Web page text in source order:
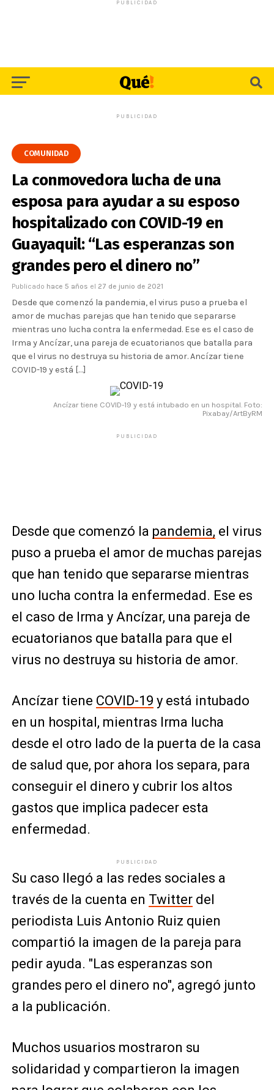
PUBLICIDAD
PUBLICIDAD
COMUNIDAD
La conmovedora lucha de una
esposa para ayudar a su esposo
hospitalizado con COVID-19 en
Guayaquil: “Las esperanzas son
grandes pero el dinero no”
Publicado hace 5 años el 27 de junio de 2021
Desde que comenzó la pandemia, el virus puso a prueba el
amor de muchas parejas que han tenido que separarse
mientras uno lucha contra la enfermedad. Ese es el caso de
Irma y Ancízar, una pareja de ecuatorianos que batalla para
que el virus no destruya su historia de amor. Ancízar tiene
COVID-19 y está […]
Ancízar tiene COVID-19 y está intubado en un hospital. Foto:
Pixabay/ArtByRM
PUBLICIDAD
Desde que comenzó la pandemia, el virus
puso a prueba el amor de muchas parejas
que han tenido que separarse mientras
uno lucha contra la enfermedad. Ese es
el caso de Irma y Ancízar, una pareja de
ecuatorianos que batalla para que el
virus no destruya su historia de amor.
Ancízar tiene COVID-19 y está intubado
en un hospital, mientras Irma lucha
desde el otro lado de la puerta de la casa
de salud que, por ahora los separa, para
conseguir el dinero y cubrir los altos
gastos que implica padecer esta
enfermedad.
PUBLICIDAD
Su caso llegó a las redes sociales a
través de la cuenta en Twitterdel
periodista Luis Antonio Ruiz quien
compartió la imagen de la pareja para
pedir ayuda. "Las esperanzas son
grandes pero el dinero no", agregó junto
a la publicación.
Muchos usuarios mostraron su
solidaridad y compartieron la imagen